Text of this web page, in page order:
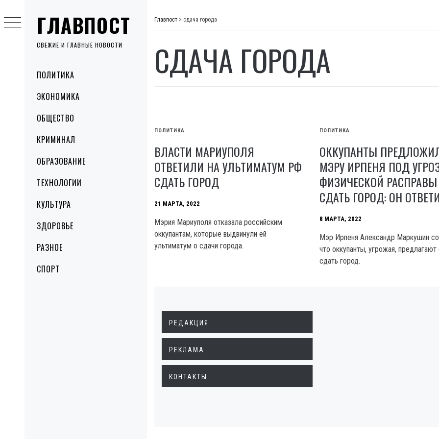
ГЛАВПОСТ
СВЕЖИЕ И ГЛАВНЫЕ НОВОСТИ
MenuПОЛИТИКА
ЭКОНОМИКА
ОБЩЕСТВО
КРИМИНАЛ
ОБРАЗОВАНИЕ
ТЕХНОЛОГИИ
КУЛЬТУРА
ЗДОРОВЬЕ
РАЗНОЕ
СПОРТ
to
content
Главпост > сдача города
СДАЧА ГОРОДА
ПОЛИТИКА
ВЛАСТИ МАРИУПОЛЯ
ОТВЕТИЛИ НА УЛЬТИМАТУМ РФ
СДАТЬ ГОРОД
21 МАРТА, 2022
Мэрия Мариуполя отказала российским
оккупантам, которые выдвинули ей
ультиматум о сдачи города.
ПОЛИТИКА
ОККУПАНТЫ
МЭРУ ИРПЕНЯ ПОД
ФИЗИЧЕСКОЙ РАСПРАВЫ
СДАТЬ ГОРОД: ОН
8 МАРТА, 2022
Мэр Ирпеня Александр Маркушин
что оккупанты, угрожая,
сдать город.
РЕДАКЦИЯ
РЕКЛАМА
КОНТАКТЫ